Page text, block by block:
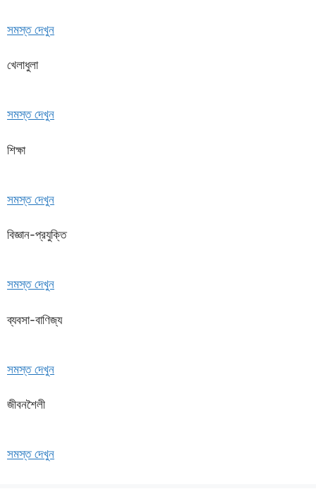
সমস্ত দেখুন
খেলাধুলা
সমস্ত দেখুন
শিক্ষা
সমস্ত দেখুন
বিজ্ঞান-প্রযুক্তি
সমস্ত দেখুন
ব্যবসা-বাণিজ্য
সমস্ত দেখুন
জীবনশৈলী
সমস্ত দেখুন